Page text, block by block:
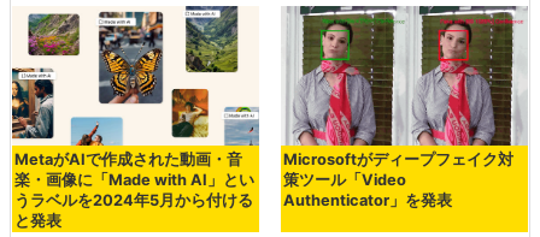
MetaがAIで作成された動画・音
楽・画像に「Made with AI」とい
うラベルを2024年5月から付ける
と発表
Microsoftがディープフェイク対
策ツール「Video
Authenticator」を発表